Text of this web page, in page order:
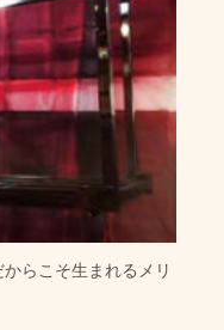
らこそ生まれるメリ